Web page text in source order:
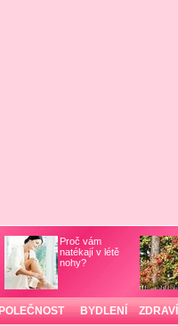
Proč vám
natékají v létě
nohy?
BYDLENÍ ZDRAVÍ